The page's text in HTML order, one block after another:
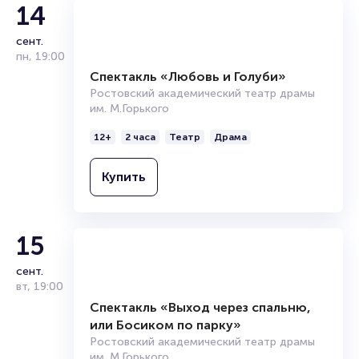
Полезные ссылки
Подробнее о том, как вернуть, сдать или продать билет
читайте в разделах:
Продать билет
Организаторам
14
Спектакль «Любовь и Голуби»
Ростовский академический театр драмы
им. М.Горького